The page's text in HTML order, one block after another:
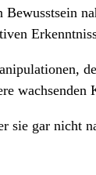
wachsenden
sie gar nicht